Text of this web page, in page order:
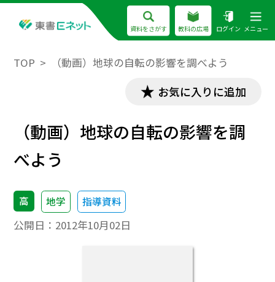
資料をさがす 教科の広場 ログイン メニュー
TOP （動画）地球の自転の影響を調べよう
お気に入りに追加
（動画）地球の自転の影響を調
べよう
高 地学 指導資料
公開日： 2012年10月02日